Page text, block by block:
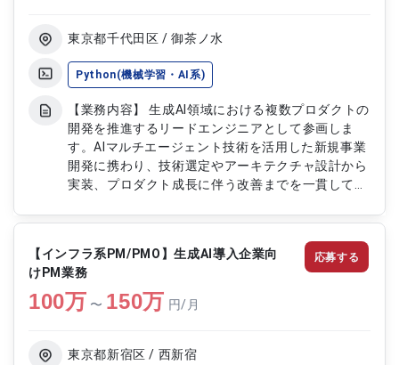
東京都千代田区 / 御茶ノ水
Python(機械学習・AI系)
【業務内容】 生成AI領域における複数プロダクトの
開発を推進するリードエンジニアとして参画しま
す。AIマルチエージェント技術を活用した新規事業
開発に携わり、技術選定やアーキテクチャ設計から
実装、プロダクト成長に伴う改善までを一貫して担
中核となるプロダクト創出を技術面から主導しま
す。開発だけでなく、チームビルディングや開発組
織設計にも関与し、事業拡大フェーズにおける技術
と組織の両面をリードします。 【作業内容】 ・生
成AIを活用した新規プロダクトの設計および開発 ・
AIマルチエージェント技術を用いたシステム構築 ・
単位での実装および品質改善 ・開発チームの技術
【インフラ系PM/PMO】生成AI導入企業向
けPM業務
100万 〜 150万 円/月
東京都新宿区 / 西新宿
応募する